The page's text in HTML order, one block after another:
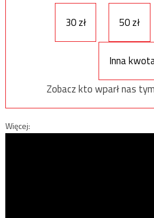
30 zł 50 zł
Inna
Zobacz kto wparł nas
Więcej: